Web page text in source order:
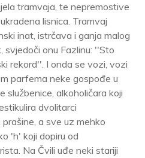
tramvaja, te nepremostive
lisnica. Tramvaj
inat, istrčava i ganja malog
svjedoči onu Fazlinu: ''Sto
rekord''. I onda se vozi, vozi
parfema neke gospođe u
službenice, alkoholičara koji
dvolitarci
a sve uz mehko
'h' koji dopiru od
Na Čvili uđe neki stariji